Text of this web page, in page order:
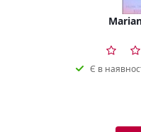
Є в